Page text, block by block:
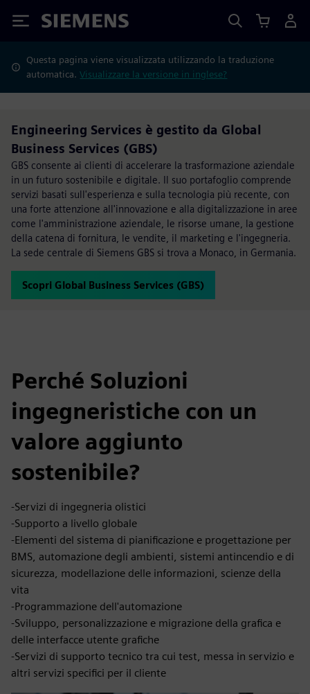
Siemens
Questa pagina viene visualizzata utilizzando la traduzione
automatica.Visualizzare la versione in inglese?
Engineering Services è gestito da Global
Business Services (GBS)
GBS consente ai clienti di accelerare la trasformazione aziendale
in un futuro sostenibile e digitale. Il suo portafoglio comprende
servizi basati sull'esperienza e sulla tecnologia più recente, con
una forte attenzione all'innovazione e alla digitalizzazione in aree
come l'amministrazione aziendale, le risorse umane, la gestione
della catena di fornitura, le vendite, il marketing e l'ingegneria.
La sede centrale di Siemens GBS si trova a Monaco, in Germania.
Scopri Global Business Services (GBS)
Perché Soluzioni
ingegneristiche con un
valore aggiunto
sostenibile?
-Servizi di ingegneria olistici
-Supporto a livello globale
-Elementi del sistema di pianificazione e progettazione per
BMS, automazione degli ambienti, sistemi antincendio e di
sicurezza, modellazione delle informazioni, scienze della
vita
-Programmazione dell'automazione
-Sviluppo, personalizzazione e migrazione della grafica e
delle interfacce utente grafiche
-Servizi di supporto tecnico tra cui test, messa in servizio e
altri servizi specifici per il cliente